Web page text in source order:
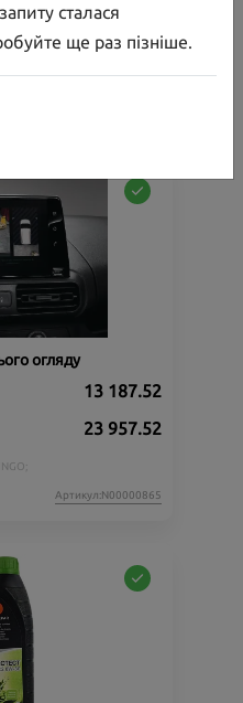
огляду
13 187.52
23 957.52
Артикул:N00000865
сталася
ще раз пізніше.